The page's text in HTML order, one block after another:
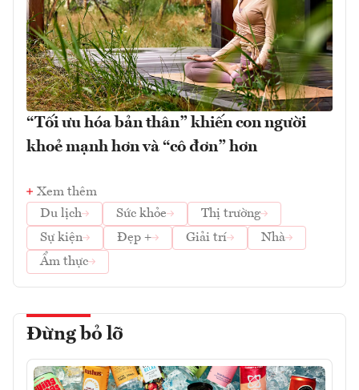
“Tối ưu hóa bản thân” khiến con người
khoẻ mạnh hơn và “cô đơn” hơn
Xem thêm
Du lịch
Sức khỏe
Thị trường
Sự kiện
Đẹp + Giải trí
Nhà
Ẩm thực
Đừng bỏ lỡ